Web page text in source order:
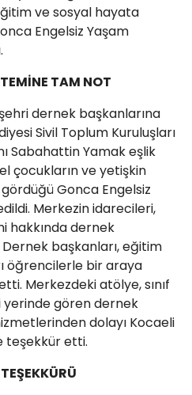
ve sosyal hayata
Engelsiz Yaşam
TAM NOT
dernek başkanlarına
Sivil Toplum Kuruluşları
Sabahattin Yamak eşlik
çocukların ve yetişkin
Gonca Engelsiz
Merkezin idarecileri,
hakkında dernek
başkanları, eğitim
öğrencilerle bir araya
Merkezdeki atölye, sınıf
yerinde gören dernek
dolayı Kocaeli
teşekkür etti.